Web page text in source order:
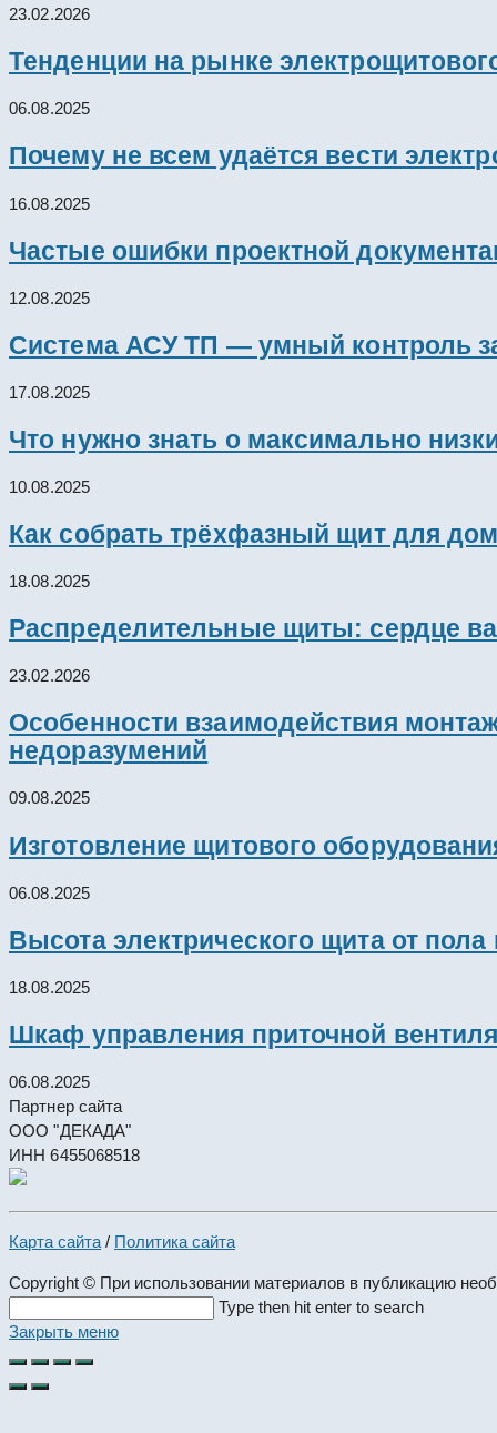
23.02.2026
Тенденции на рынке
06.08.2025
Почему не всем удаётся вести
16.08.2025
Частые ошибки проектной
12.08.2025
Система АСУ ТП — умный контроль
17.08.2025
Что нужно знать о максимально
10.08.2025
Как собрать трёхфазный щит для
18.08.2025
Распределительные щиты: сердце
23.02.2026
Особенности взаимодействия
недоразумений
09.08.2025
Изготовление щитового
06.08.2025
Высота электрического щита от
18.08.2025
Шкаф управления приточной
06.08.2025
Партнер сайта
ООО "ДЕКАДА"
ИНН 6455068518
Карта сайта/ Политика сайта
Copyright © При использовании материалов в публикацию
this
website
Type then hit enter to search
Закрыть меню